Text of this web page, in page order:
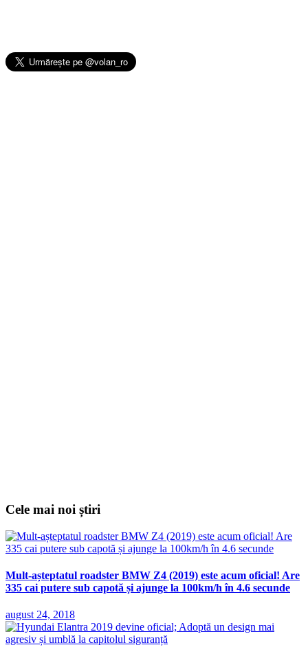
Cele mai noi știri
Mult-așteptatul roadster BMW Z4 (2019) este acum oficial! Are
335 cai putere sub capotă și ajunge la 100km/h în 4.6 secunde
august 24, 2018